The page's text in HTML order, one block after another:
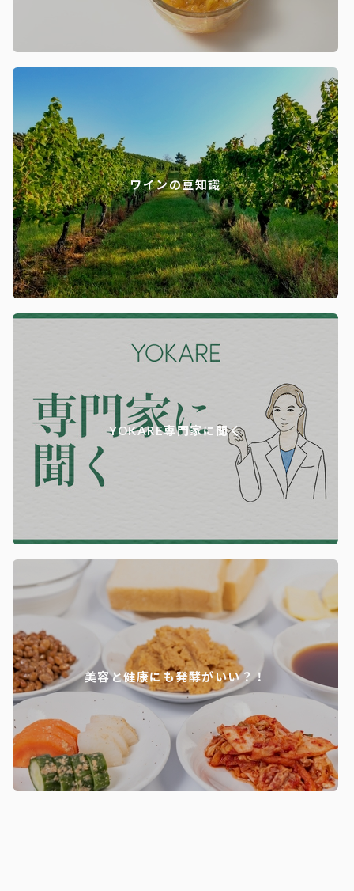
ワインの豆知識
YOKARE専門家に聞く
美容と健康にも発酵がいい？！